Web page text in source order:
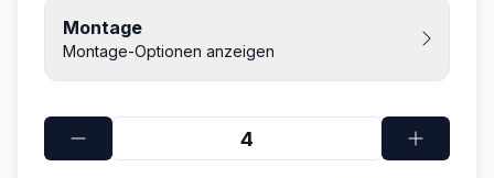
Montage
Montage-Optionen anzeigen